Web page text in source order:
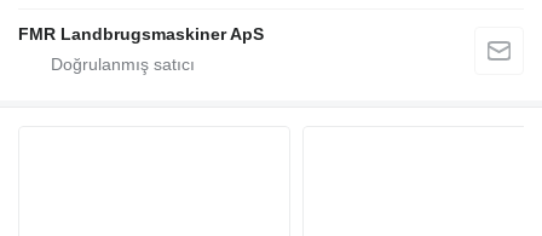
FMR Landbrugsmaskiner ApS